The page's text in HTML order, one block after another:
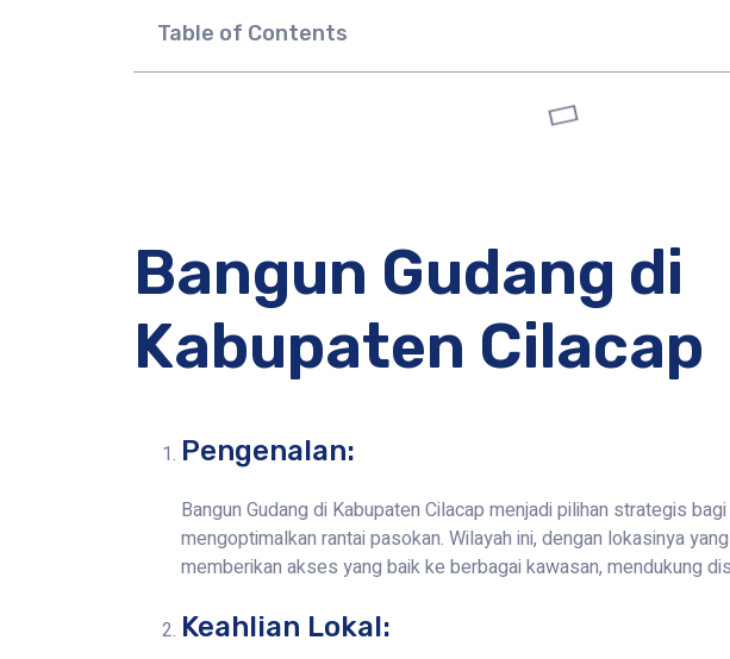
Table of Contents
Bangun Gudang di
Kabupaten Cilacap
Pengenalan:
Bangun Gudang di Kabupaten Cilacap menjadi pilihan strategis
mengoptimalkan rantai pasokan. Wilayah ini, dengan lokasinya
memberikan akses yang baik ke berbagai kawasan, mendukung
Keahlian Lokal: